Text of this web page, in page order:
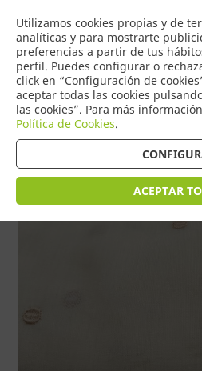
Utilizamos cookies propias y de
analíticas y para mostrarte
preferencias a partir de tus
perfil. Puedes configurar o
click en “Configuración de
aceptar todas las cookies
las cookies”. Para más
Política de Cookies.
ACEPTAR
COMERCIO
DE TORRIJOS
Tienda > HOGAR > VISILLOS